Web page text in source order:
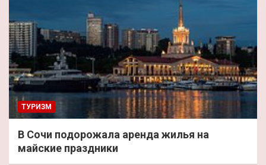
ТУРИЗМ
В Сочи подорожала аренда жилья на
майские праздники